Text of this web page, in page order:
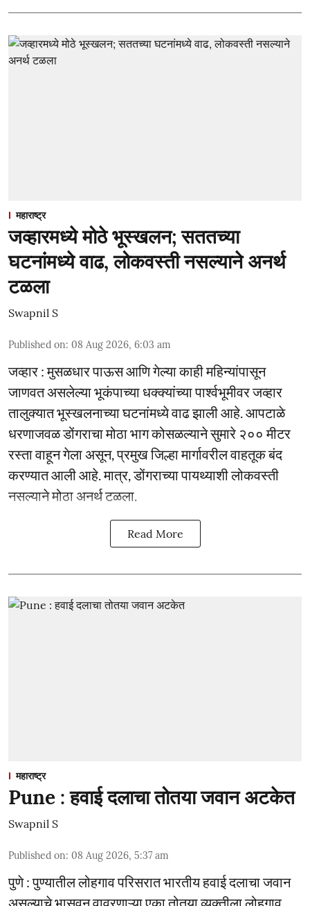
महाराष्ट्र
जव्हारमध्ये मोठे भूस्खलन; सततच्या
घटनांमध्ये वाढ, लोकवस्ती नसल्याने अनर्थ
टळला
Swapnil S
Published on: 08 Aug 2026, 6:03 am
जव्हार : मुसळधार पाऊस आणि गेल्या काही महिन्यांपासून
जाणवत असलेल्या भूकंपाच्या धक्क्यांच्या पार्श्वभूमीवर जव्हार
तालुक्यात भूस्खलनाच्या घटनांमध्ये वाढ झाली आहे. आपटाळे
धरणाजवळ डोंगराचा मोठा भाग कोसळल्याने सुमारे २०० मीटर
रस्ता वाहून गेला असून, प्रमुख जिल्हा मार्गावरील वाहतूक बंद
करण्यात आली आहे. मात्र, डोंगराच्या पायथ्याशी लोकवस्ती
नसल्याने मोठा अनर्थ टळला.
Read More
महाराष्ट्र
Pune : हवाई दलाचा तोतया जवान अटकेत
Swapnil S
Published on: 08 Aug 2026, 5:37 am
पुणे : पुण्यातील लोहगाव परिसरात भारतीय हवाई दलाचा जवान
असल्याचे भासवून वावरणाऱ्या एका तोतया व्यक्तीला लोहगाव